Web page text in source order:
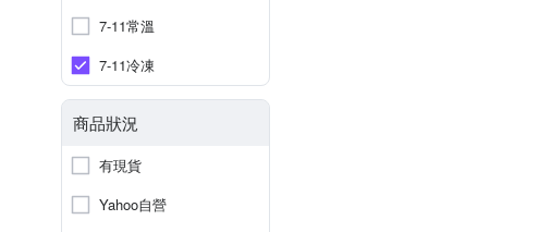
7-11常溫
7-11冷凍
商品狀況
有現貨
Yahoo自營